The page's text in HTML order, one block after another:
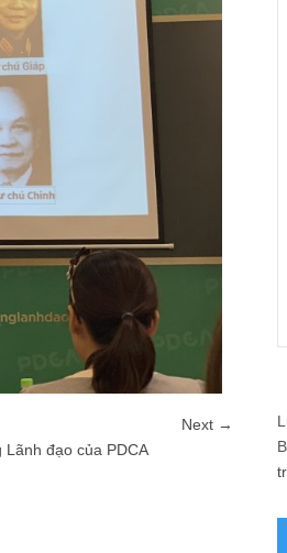
Next →
Lãnh đạo của PDCA